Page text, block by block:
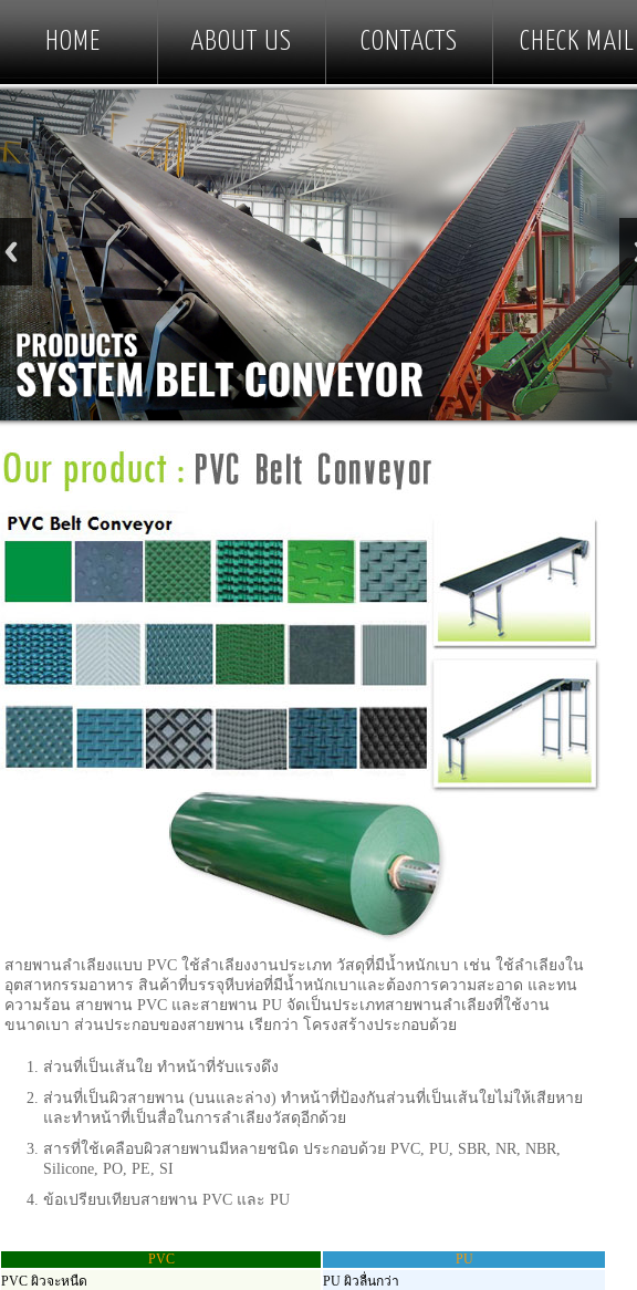
HOME ABOUT US CONTACTS CHECK MAIL
สายพานลำเลียงแบบ PVC ใช้ลำเลียงงานประเภท วัสดุที่มีน้ำหนักเบา เช่น ใช้ลำเลียงใน
อุตสาหกรรมอาหาร สินค้าที่บรรจุหีบห่อที่มีน้ำหนักเบาและต้องการความสะอาด และทน
ความร้อน สายพาน PVC และสายพาน PU จัดเป็นประเภทสายพานลำเลียงที่ใช้งาน
ขนาดเบา ส่วนประกอบของสายพาน เรียกว่า โครงสร้างประกอบด้วย
ส่วนที่เป็นเส้นใย ทำหน้าที่รับแรงดึง
ส่วนที่เป็นผิวสายพาน (บนและล่าง) ทำหน้าที่ป้องกันส่วนที่เป็นเส้นใยไม่ให้เสียหาย
และทำหน้าที่เป็นสื่อในการลำเลียงวัสดุอีกด้วย
สารที่ใช้เคลือบผิวสายพานมีหลายชนิด ประกอบด้วย PVC, PU, SBR, NR, NBR,
Silicone, PO, PE, SI
ข้อเปรียบเทียบสายพาน PVC และ PU
PVC
PU
PVC ผิวจะหนืด
PU ผิวลื่นกว่า